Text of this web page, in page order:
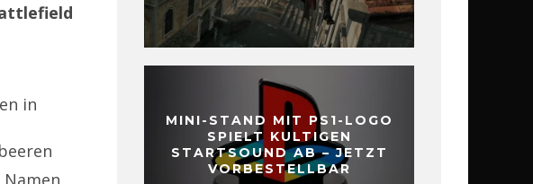
in
MINI-STAND MIT PS1-LOGO
SPIELT KULTIGEN
STARTSOUND AB – JETZT
VORBESTELLBAR